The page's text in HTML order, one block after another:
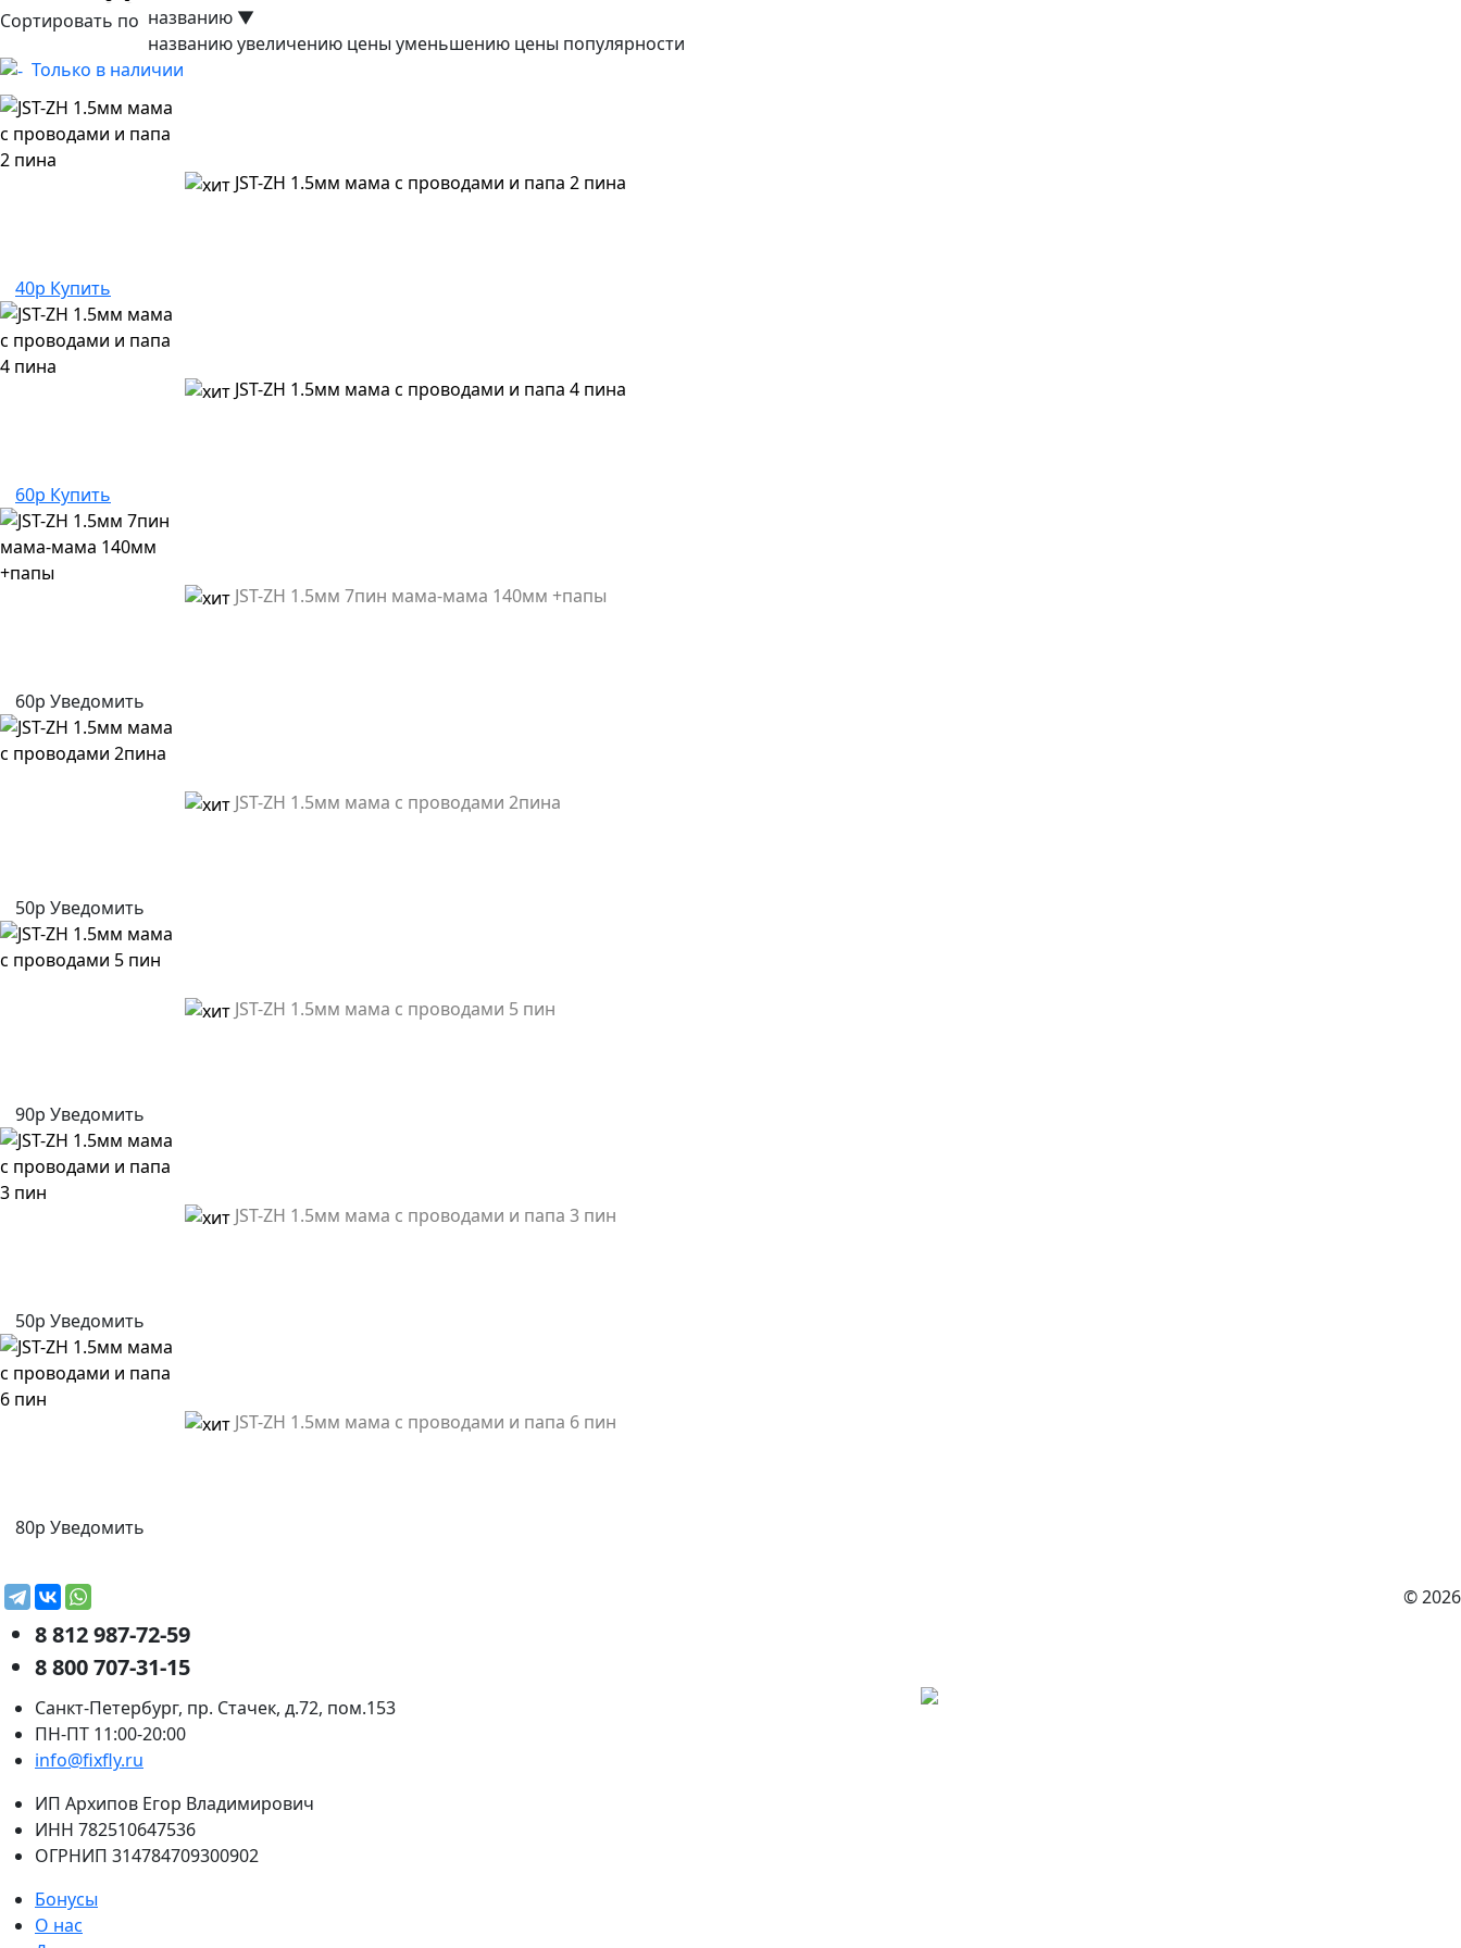
Сортировать по названию ▼
названиюувеличению цены уменьшению цены популярности
Только в наличии
JST-ZH 1.5мм мама с проводами и папа 2 пина
40р Купить
JST-ZH 1.5мм мама с проводами и папа 4 пина
60р Купить
JST-ZH 1.5мм 7пин мама-мама 140мм +папы
60р Уведомить
JST-ZH 1.5мм мама с проводами 2пина
50р Уведомить
JST-ZH 1.5мм мама с проводами 5 пин
90р Уведомить
JST-ZH 1.5мм мама с проводами и папа 3 пин
50р Уведомить
JST-ZH 1.5мм мама с проводами и папа 6 пин
80р Уведомить
© 2026
8 812 987-72-59
8 800 707-31-15
Санкт-Петербург, пр. Стачек, д.72, пом.153
ПН-ПТ 11:00-20:00
info@fixfly.ru
ИП Архипов Егор Владимирович
ИНН 782510647536
ОГРНИП 314784709300902
Бонусы
О нас